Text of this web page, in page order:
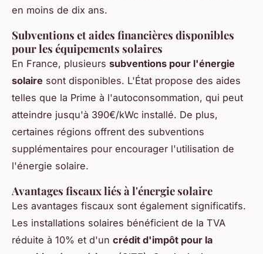
en moins de dix ans.
Subventions et aides financières disponibles
pour les équipements solaires
En France, plusieurs subventions pour l'énergie
solaire sont disponibles. L'État propose des aides
telles que la Prime à l'autoconsommation, qui peut
atteindre jusqu'à 390€/kWc installé. De plus,
certaines régions offrent des subventions
supplémentaires pour encourager l'utilisation de
l'énergie solaire.
Avantages fiscaux liés à l'énergie solaire
Les avantages fiscaux sont également significatifs.
Les installations solaires bénéficient de la TVA
réduite à 10% et d'un crédit d'impôt pour la